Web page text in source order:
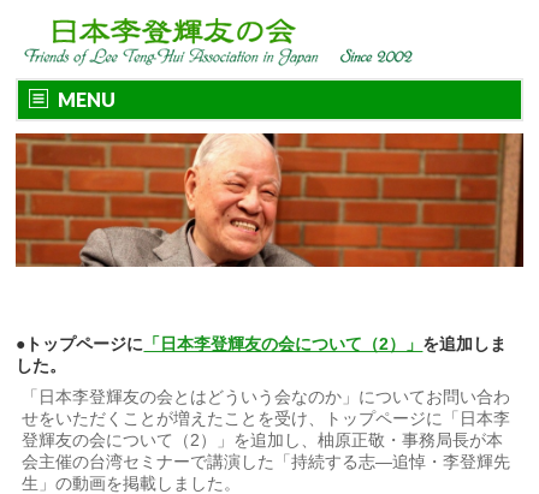
MENU
●トップページに 「日本李登輝友の会について（2）」 を追加しま
した。
「日本李登輝友の会とはどういう会なのか」についてお問い合わ
せをいただくことが増えたことを受け、トップページに「日本李
登輝友の会について（2）」を追加し、柚原正敬・事務局長が本
会主催の台湾セミナーで講演した「持続する志―追悼・李登輝先
生」の動画を掲載しました。